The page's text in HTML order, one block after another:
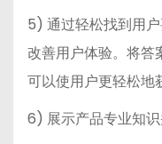
5) 通过轻松找到用
改善用户体验。将答
可以使用户更轻松地
6) 展示产品专业知